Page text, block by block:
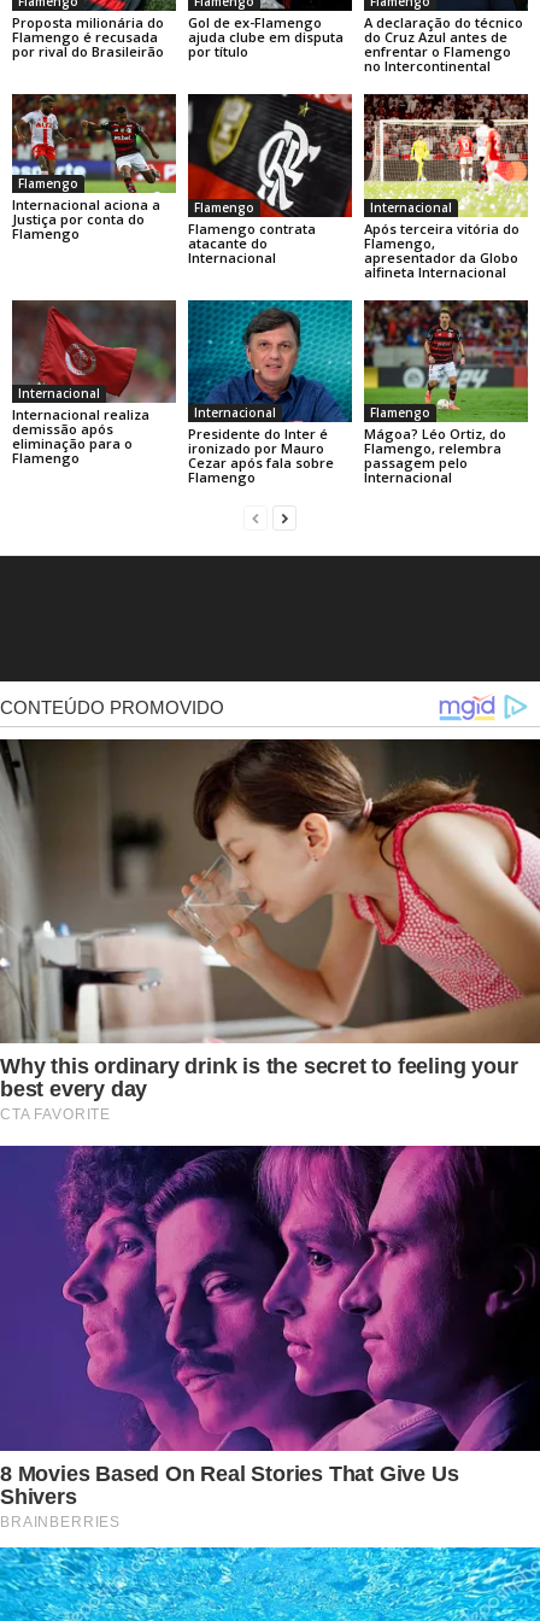
Proposta milionária do
Flamengo é recusada
por rival do Brasileirão
Gol de ex-Flamengo
ajuda clube em disputa
por título
A declaração do técnico
do Cruz Azul antes de
enfrentar o Flamengo
no Intercontinental
Flamengo
Internacional aciona a
Justiça por conta do
Flamengo
Flamengo
Flamengo contrata
atacante do
Internacional
Internacional
Após terceira vitória do
Flamengo,
apresentador da Globo
alfineta Internacional
Internacional
Internacional realiza
demissão após
eliminação para o
Flamengo
Internacional
Presidente do Inter é
ironizado por Mauro
Cezar após fala sobre
Flamengo
Flamengo
Mágoa? Léo Ortiz, do
Flamengo, relembra
passagem pelo
Internacional